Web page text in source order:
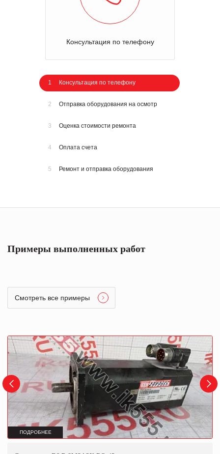
Консультация по телефону
1 Консультация по телефону
2 Отправка оборудования на осмотр
3 Оценка стоимости ремонта
4 Оплата счета
5 Ремонт и отправка оборудования
Примеры выполненных работ
Смотреть все примеры
ПОДРОБНЕЕ